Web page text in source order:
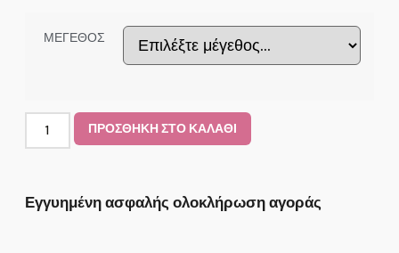
ΜΕΓΕΘΟΣ
ΠΡΟΣΘΗΚΗ ΣΤΟ ΚΑΛΑΘΙ
Εγγυημένη ασφαλής ολοκλήρωση αγοράς